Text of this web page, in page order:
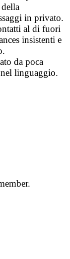
in privato.
al di fuori
insistenti e
da poca
linguaggio.